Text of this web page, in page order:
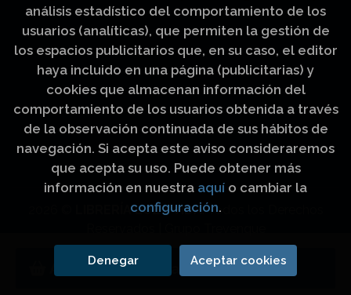
Añadir a mi cesta
LIBRERÍA LUZ Y VIDA. Todos los Derechos
análisis estadístico del comportamiento de los
usuarios (analíticas), que permiten la gestión de
los espacios publicitarios que, en su caso, el editor
haya incluido en una página (publicitarias) y
cookies que almacenan información del
comportamiento de los usuarios obtenida a través
de la observación continuada de sus hábitos de
navegación. Si acepta este aviso consideraremos
que acepta su uso. Puede obtener más
información en nuestra aquí o cambiar la
configuración.
Denegar Aceptar cookies